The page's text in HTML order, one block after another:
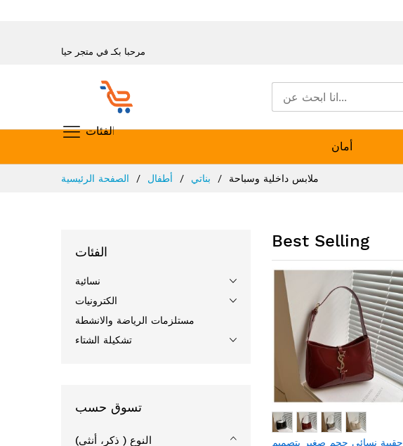
مرحبا بكـ في متجر حيا
تسوق حسب الفئات
أمان
ملابس داخلية وسباحة
Best Selling
حقيبة نسائي حجم صغير بتصميم
الفئات
نسائية
الكترونيات
مستلزمات الرياضة والانشطة
تشكيلة الشتاء
تسوق حسب
النوع ( ذكر، أنثى)